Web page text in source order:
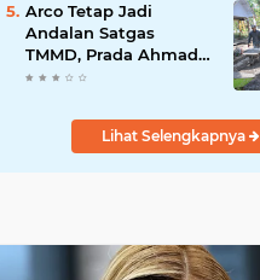
Arco Tetap Jadi
Andalan Satgas
TMMD, Prada Ahmad
Afandi Percepat
Pengecoran
Lihat Selengkapnya